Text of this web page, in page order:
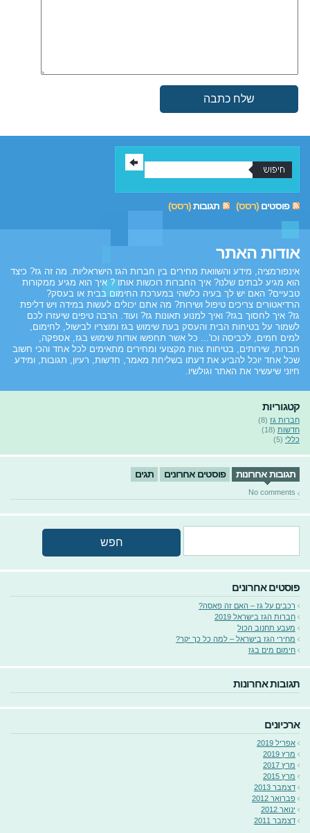
פוסטים (רסס) תגובות(רסס)
אודות האתר
אינפורמציה, מידע והשוואת מחירים בין חברות הגז הישראליות. מה זה גז? כיצד
הוא מגיע לבתים שלנו? איך החברות רוכשות אותו ? איך הוא מגיע ממקורות
טבעיים? האם יש לך בעיה כלשהי במערכת החימום בבית או בעסק?
הרדיאטורים צריכים טיפול ושירות? מה אתם יכולים לעשות במידה ויש דליפת
גז? איך לחסוך בגז? ואיך למנוע תאונות גז? ועוד. הרבה טיפים שיעזרו לכם
לשמור על בטיחות הבית והעסק בעת שימוש בגז ומוצריו לבישול, לחימום,
למים חמים, לכביסה וכו'... כל אשר תחפשו אודות שימוש בגז, אספקה,
חברות, שירותים, בטיחות צוות מקצועי ומחירים מתאימים לכל אחד והכי חשוב
שכל אחד יוכל להביע את דעתו בשליחת מאמר, חדשות, רעיון, תגובות, ומידע
חיוני שיעשיר את האתר וגולשיו.
קטגוריות
חברות גז (8)
חדשות (18)
כללי (5)
תגובות אחרונות פוסטים אחרונים תגים
No comments
פוסטים אחרונים
רכבים על גז – האם זה פאסה?
חברות הגז בישראל 2019
מעבע תחנוב הכול
מחירי הגז בישראל – למה כל כך יקר?
חימום מים בגז
תגובות אחרונות
ארכיונים
אפריל 2019
מרץ 2019
מרץ 2017
מרץ 2015
דצמבר 2013
פברואר 2012
ינואר 2012
דצמבר 2011